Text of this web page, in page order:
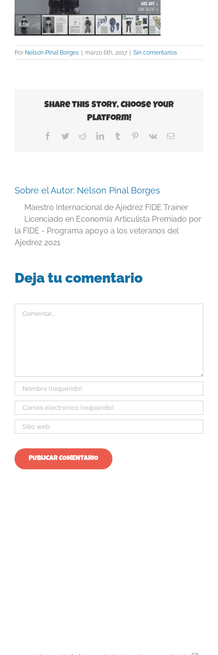
Por Nelson Pinal Borges | marzo 6th, 2017 | Sin comentarios
Share This Story, Choose Your
Platform!
Facebook
TwitterRedditLinkedInTumblr Pinterest
Vk
Correo
Sobre el Autor: Nelson Pinal Borges
Maestro Internacional de Ajedrez FIDE Trainer
Licenciado en Economía Articulista Premiado por
la FIDE - Programa apoyo a los veteranos del
Ajedrez 2021
Deja tu comentario